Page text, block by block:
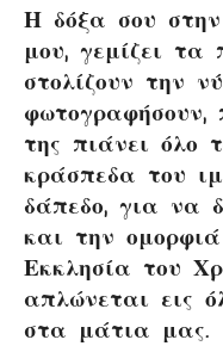
Η δόξα σου στην
μου, γεμίζει τα
στολίζουν την
της πιάνει όλο
κράσπεδα του
δάπεδο, για να
και την
Εκκλησία του
απλώνεται εις
στα μάτια μας.